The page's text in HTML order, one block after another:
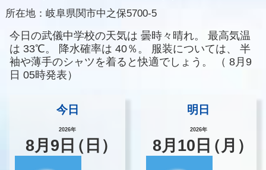
所在地： 岐阜県関市中之保5700-5
今日の武儀中学校の天気は 曇時々晴れ。
最高気温
は 33℃。 降水確率は 40％。 服装については、
半
袖や薄手のシャツを着ると快適でしょう。
（ 8月9
日 05時発表）
今日
2026年
8月 9 日（日）
明日
2026年
8月 10 日（月）